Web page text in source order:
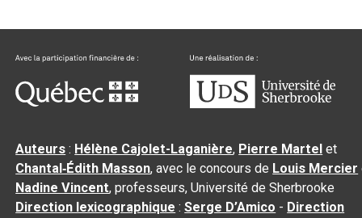
Auteurs : Hélène Cajolet-Laganière, Pierre Martel et
Chantal‑Édith Masson, avec le concours de Louis Mercier
Nadine Vincent, professeurs, Université de Sherbrooke
Direction lexicographique :Serge D’Amico - Direction